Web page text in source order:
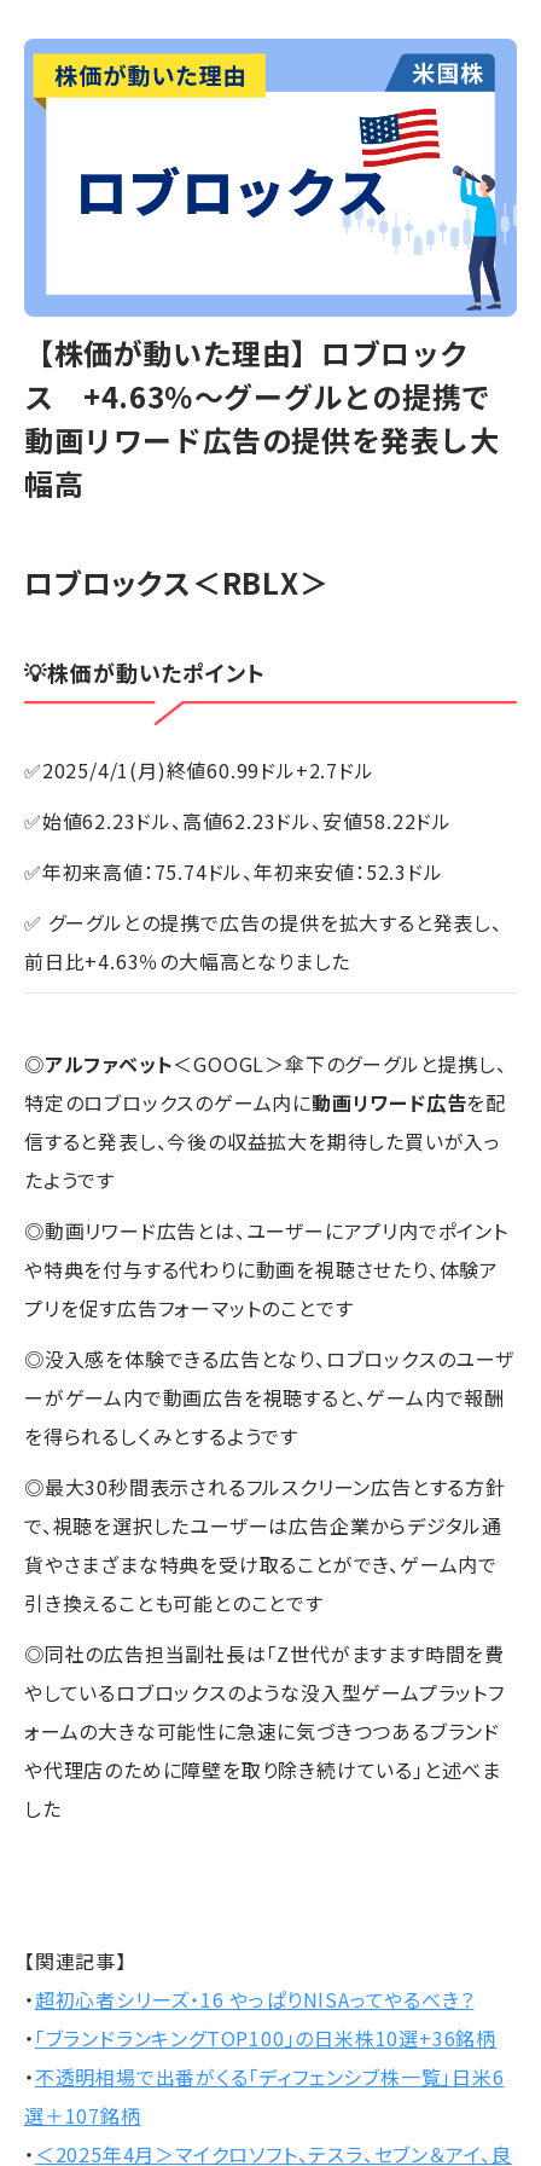
【株価が動いた理由】ロブロック
ス +4.63％～グーグルとの提携で
動画リワード広告の提供を発表し大
幅高
ロブロックス＜RBLX＞
💡株価が動いたポイント
✅2025/4/1(月)終値60.99ドル+2.7ドル
✅始値62.23ドル、高値62.23ドル、安値58.22ドル
✅年初来高値：75.74ドル、年初来安値：52.3ドル
✅ グーグルとの提携で広告の提供を拡大すると発表し、
前日比+4.63％の大幅高となりました
◎アルファベット＜GOOGL＞傘下のグーグルと提携し、
特定のロブロックスのゲーム内に動画リワード広告を配
信すると発表し、今後の収益拡大を期待した買いが入っ
たようです
◎動画リワード広告とは、ユーザーにアプリ内でポイント
や特典を付与する代わりに動画を視聴させたり、体験ア
プリを促す広告フォーマットのことです
◎没入感を体験できる広告となり、ロブロックスのユーザ
ーがゲーム内で動画広告を視聴すると、ゲーム内で報酬
を得られるしくみとするようです
◎最大30秒間表示されるフルスクリーン広告とする方針
で、視聴を選択したユーザーは広告企業からデジタル通
貨やさまざまな特典を受け取ることができ、ゲーム内で
引き換えることも可能とのことです
◎同社の広告担当副社長は「Z世代がますます時間を費
やしているロブロックスのような没入型ゲームプラットフ
ォームの大きな可能性に急速に気づきつつあるブランド
や代理店のために障壁を取り除き続けている」と述べま
した
【関連記事】
・超初心者シリーズ・16 やっぱりNISAってやるべき？
・ 「ブランドランキングTOP100」の日米株10選+36銘柄
・不透明相場で出番がくる「ディフェンシブ株一覧」日米6
選＋107銘柄
・ ＜2025年4月＞マイクロソフト、テスラ、セブン＆アイ、良